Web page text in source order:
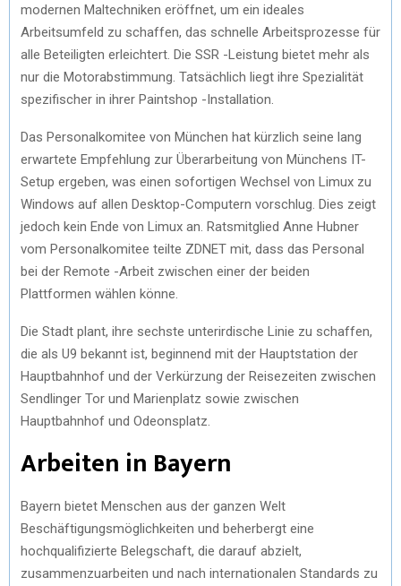
modernen Maltechniken eröffnet, um ein ideales
Arbeitsumfeld zu schaffen, das schnelle Arbeitsprozesse für
alle Beteiligten erleichtert. Die SSR -Leistung bietet mehr als
nur die Motorabstimmung. Tatsächlich liegt ihre Spezialität
spezifischer in ihrer Paintshop -Installation.
Das Personalkomitee von München hat kürzlich seine lang
erwartete Empfehlung zur Überarbeitung von Münchens IT-
Setup ergeben, was einen sofortigen Wechsel von Limux zu
Windows auf allen Desktop-Computern vorschlug. Dies zeigt
jedoch kein Ende von Limux an. Ratsmitglied Anne Hubner
vom Personalkomitee teilte ZDNET mit, dass das Personal
bei der Remote -Arbeit zwischen einer der beiden
Plattformen wählen könne.
Die Stadt plant, ihre sechste unterirdische Linie zu schaffen,
die als U9 bekannt ist, beginnend mit der Hauptstation der
Hauptbahnhof und der Verkürzung der Reisezeiten zwischen
Sendlinger Tor und Marienplatz sowie zwischen
Hauptbahnhof und Odeonsplatz.
Arbeiten in Bayern
Bayern bietet Menschen aus der ganzen Welt
Beschäftigungsmöglichkeiten und beherbergt eine
hochqualifizierte Belegschaft, die darauf abzielt,
zusammenzuarbeiten und nach internationalen Standards zu